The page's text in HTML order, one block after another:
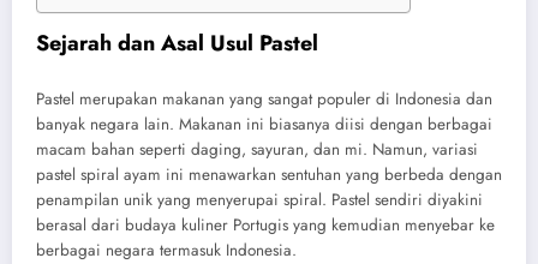
Sejarah dan Asal Usul Pastel
Pastel merupakan makanan yang sangat populer di Indonesia dan
banyak negara lain. Makanan ini biasanya diisi dengan berbagai
macam bahan seperti daging, sayuran, dan mi. Namun, variasi
pastel spiral ayam ini menawarkan sentuhan yang berbeda dengan
penampilan unik yang menyerupai spiral. Pastel sendiri diyakini
berasal dari budaya kuliner Portugis yang kemudian menyebar ke
berbagai negara termasuk Indonesia.